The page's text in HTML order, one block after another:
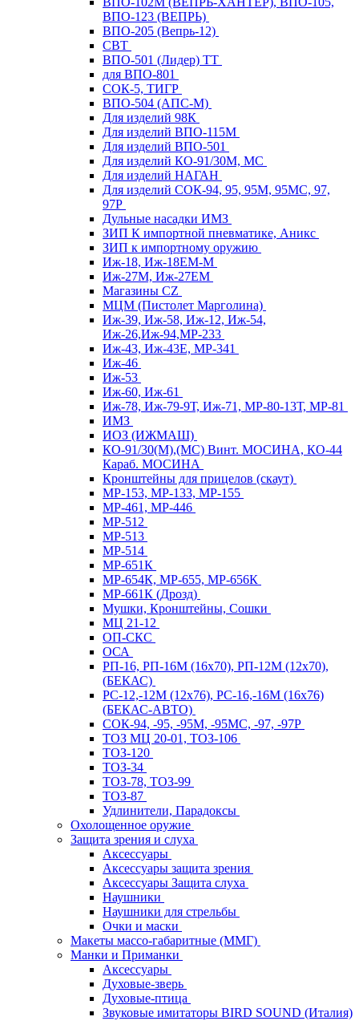
ВПО-123 (ВЕПРЬ)
ВПО-205 (Вепрь-12)
СВТ
ВПО-501 (Лидер) ТТ
для ВПО-801
СОК-5, ТИГР
ВПО-504 (АПС-М)
Для изделий 98К
Для изделий ВПО-115М
Для изделий ВПО-501
Для изделий КО-91/30М, МС
Для изделий НАГАН
Для изделий СОК-94, 95, 95М, 95МС, 97,
97Р
Дульные насадки ИМЗ
ЗИП К импортной пневматике, Аникс
ЗИП к импортному оружию
Иж-18, Иж-18ЕМ-М
Иж-27М, Иж-27ЕМ
Магазины CZ
МЦМ (Пистолет Марголина)
Иж-39, Иж-58, Иж-12, Иж-54,
Иж-26,Иж-94,МР-233
Иж-43, Иж-43Е, МР-341
Иж-46
Иж-53
Иж-60, Иж-61
Иж-78, Иж-79-9Т, Иж-71, МР-80-13Т, МР-81
ИМЗ
ИОЗ (ИЖМАШ)
КО-91/30(М),(МС) Винт. МОСИНА, КО-44
Караб. МОСИНА
Кронштейны для прицелов (скаут)
МР-153, МР-133, МР-155
МР-461, МР-446
МР-512
МР-513
МР-514
МР-651К
МР-654К, МР-655, МР-656К
МР-661К (Дрозд)
Мушки, Кронштейны, Сошки
МЦ 21-12
ОП-СКС
ОСА
РП-16, РП-16М (16х70), РП-12М (12х70),
(БЕКАС)
РС-12,-12М (12х76), РС-16,-16М (16х76)
(БЕКАС-АВТО)
СОК-94, -95, -95М, -95МС, -97, -97Р
ТОЗ МЦ 20-01, ТОЗ-106
ТОЗ-120
ТОЗ-34
ТОЗ-78, ТОЗ-99
ТОЗ-87
Удлинители, Парадоксы
Охолощенное оружие
Защита зрения и слуха
Аксессуары
Аксессуары защита зрения
Аксессуары Защита слуха
Наушники
Наушники для стрельбы
Очки и маски
Макеты массо-габаритные (ММГ)
Манки и Приманки
Аксессуары
Духовые-зверь
Духовые-птица
Звуковые имитаторы BIRD SOUND (Италия)